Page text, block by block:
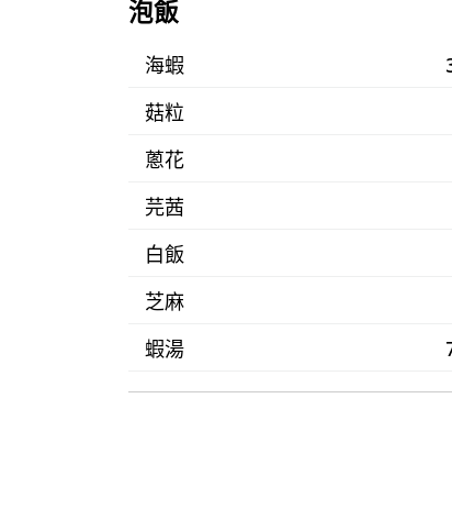
泡飯
海蝦
菇粒
蔥花
芫茜
白飯
芝麻
蝦湯